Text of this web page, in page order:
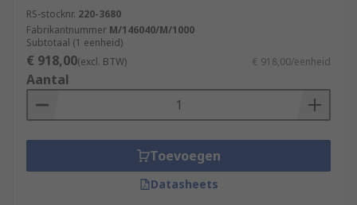
RS-stocknr. 220-3680
Fabrikantnummer M/146040/M/1000
Subtotaal (1 eenheid)
€ 918,00(excl. BTW) € 918,00/eenheid
Aantal
Toevoegen
Datasheets